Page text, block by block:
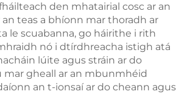
den mhatairial cosc ar an
teas a bhíonn mar thoradh ar
le scuabanna, go háirithe i rith
nó i dtírdhreacha istigh atá
lúite agus stráin ar do
mar gheall ar an mbunmhéid
an t-ionsaí ar do cheann agus